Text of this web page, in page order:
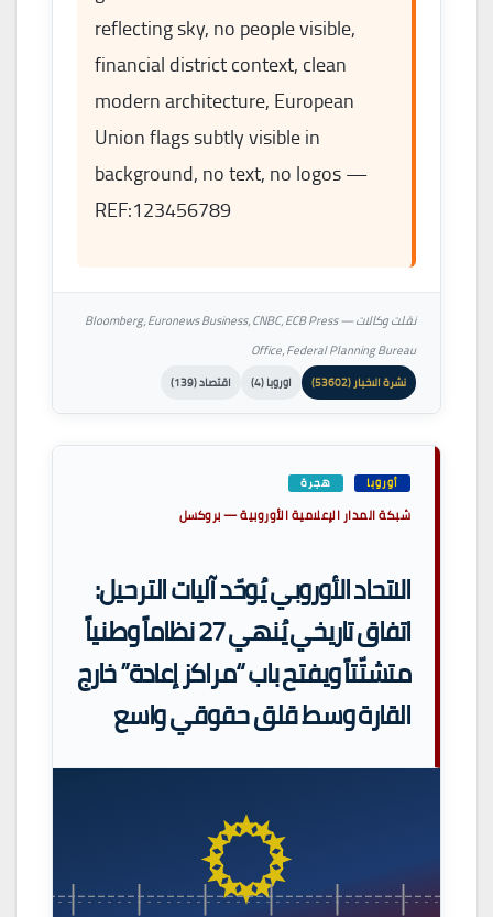
reflecting sky, no people visible,
financial district context, clean
modern architecture, European
Union flags subtly visible in
background, no text, no logos —
REF:123456789
نقلت وكالات — Bloomberg، Euronews Business، CNBC، ECB Press
Office، Federal Planning Bureau
نشرة الاخبار (53602) اوروبا (4) اقتصاد (139)
أوروبا هجرة
شبكة المدار الإعلامية الأوروبية — بروكسل
الاتحاد الأوروبي يُوحّد آليات الترحيل:
اتفاق تاريخي يُنهي 27 نظاماً وطنياً
متشتّتاً ويفتح باب “مراكز إعادة” خارج
القارة وسط قلق حقوقي واسع